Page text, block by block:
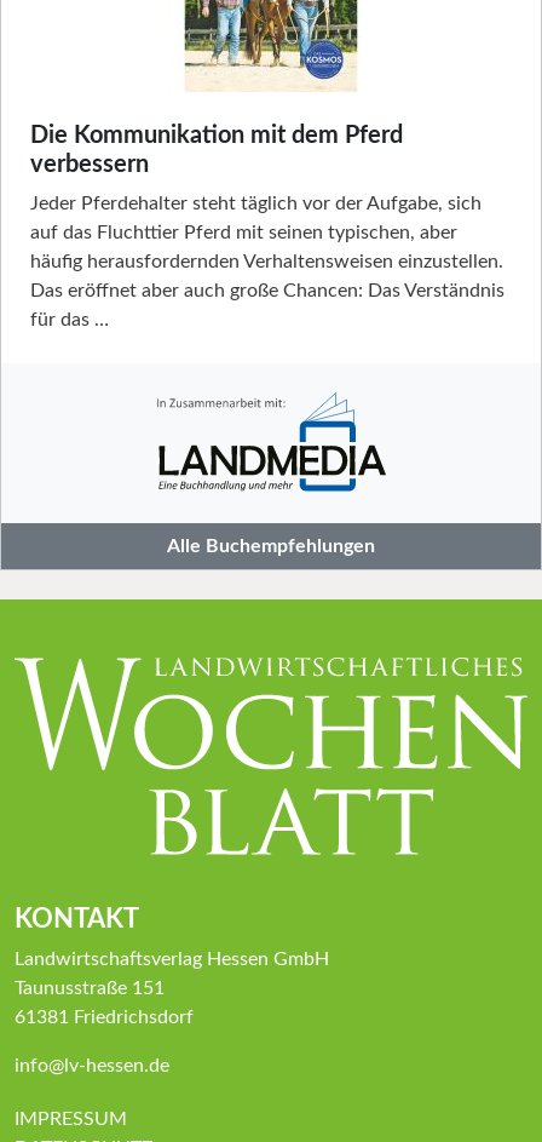
Die Kommunikation mit dem Pferd
verbessern
Jeder Pferdehalter steht täglich vor der Aufgabe, sich
auf das Fluchttier Pferd mit seinen typischen, aber
häufig herausfordernden Verhaltensweisen einzustellen.
Das eröffnet aber auch große Chancen: Das Verständnis
für das …
Alle Buchempfehlungen
KONTAKT
Landwirtschaftsverlag Hessen GmbH
Taunusstraße 151
61381 Friedrichsdorf
info@lv-hessen.de
IMPRESSUM